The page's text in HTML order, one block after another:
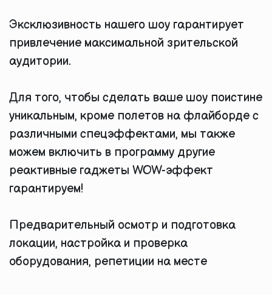
Эксклюзивность нашего шоу гарантирует
привлечение максимальной зрительской
аудитории.
Для того, чтобы сделать ваше шоу поистине
уникальным, кроме полетов на флайборде с
различными спецэффектами, мы также
можем включить в программу другие
реактивные гаджеты WOW-эффект
гарантируем!
Предварительный осмотр и подготовка
локации, настройка и проверка
оборудования, репетиции на месте